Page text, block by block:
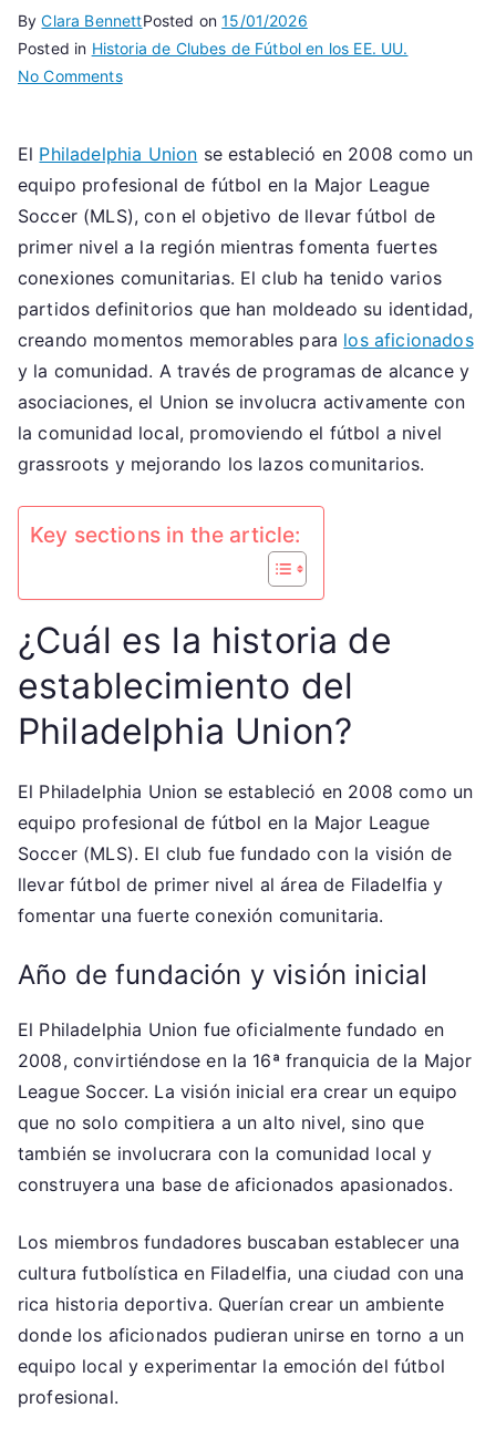
ByClara BennettPosted on15/01/2026
Posted in Historia de Clubes de Fútbol en los EE. UU.
No Commentson
Historia
de
establecimiento,
Partidos
notables,
comunitarias
El Philadelphia Union se estableció en 2008 como un
equipo profesional de fútbol en la Major League
Soccer (MLS), con el objetivo de llevar fútbol de
primer nivel a la región mientras fomenta fuertes
conexiones comunitarias. El club ha tenido varios
partidos definitorios que han moldeado su identidad,
creando momentos memorables para los aficionados
y la comunidad. A través de programas de alcance y
asociaciones, el Union se involucra activamente con
la comunidad local, promoviendo el fútbol a nivel
grassroots y mejorando los lazos comunitarios.
Key sections in the article:
¿Cuál es la historia de
establecimiento del
Philadelphia Union?
El Philadelphia Union se estableció en 2008 como un
equipo profesional de fútbol en la Major League
Soccer (MLS). El club fue fundado con la visión de
llevar fútbol de primer nivel al área de Filadelfia y
fomentar una fuerte conexión comunitaria.
Año de fundación y visión inicial
El Philadelphia Union fue oficialmente fundado en
2008, convirtiéndose en la 16ª franquicia de la Major
League Soccer. La visión inicial era crear un equipo
que no solo compitiera a un alto nivel, sino que
también se involucrara con la comunidad local y
construyera una base de aficionados apasionados.
Los miembros fundadores buscaban establecer una
cultura futbolística en Filadelfia, una ciudad con una
rica historia deportiva. Querían crear un ambiente
donde los aficionados pudieran unirse en torno a un
equipo local y experimentar la emoción del fútbol
profesional.